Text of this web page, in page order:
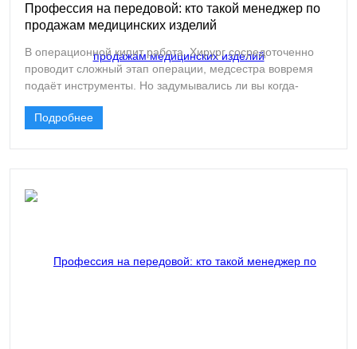
Профессия на передовой: кто такой менеджер по
продажам медицинских изделий
В операционной кипит работа. Хирург сосредоточенно
проводит сложный этап операции, медсестра вовремя
подаёт инструменты. Но задумывались ли вы когда-
современные раневые покрытия, рассасывающиеся
хирургические сетки? Кто убедил заведующего
отделением попробовать новый продукт, организовал его
обеспечил поставку?
Подробнее